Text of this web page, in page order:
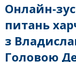
Онлайн-
питань
з
Головою